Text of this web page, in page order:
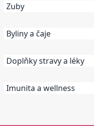
Zuby
Byliny a čaje
Doplňky stravy a léky
Imunita a wellness